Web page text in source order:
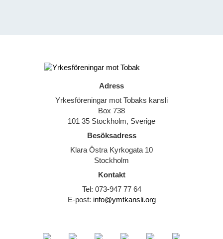
Adress
Yrkesföreningar mot Tobaks kansli
Box 738
101 35 Stockholm, Sverige
Besöksadress
Klara Östra Kyrkogata 10
Stockholm
Kontakt
Tel: 073-947 77 64
E-post: info@ymtkansli.org